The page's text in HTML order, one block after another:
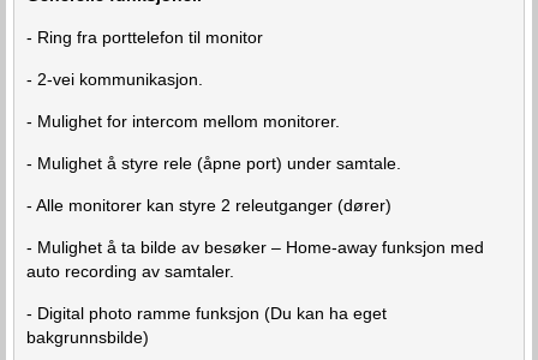
- Ring fra porttelefon til monitor
- 2-vei kommunikasjon.
- Mulighet for intercom mellom monitorer.
- Mulighet å styre rele (åpne port) under samtale.
- Alle monitorer kan styre 2 releutganger (dører)
- Mulighet å ta bilde av besøker – Home-away funksjon med
auto recording av samtaler.
- Digital photo ramme funksjon (Du kan ha eget
bakgrunnsbilde)